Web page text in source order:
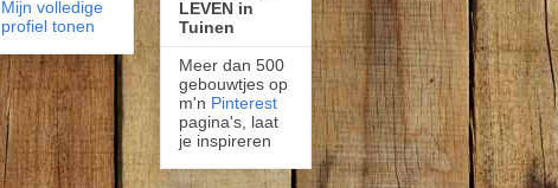
Mijn volledige
profiel tonen
LEVEN in
Tuinen
Meer dan 500
gebouwtjes op
m'n Pinterest
pagina's, laat
je inspireren